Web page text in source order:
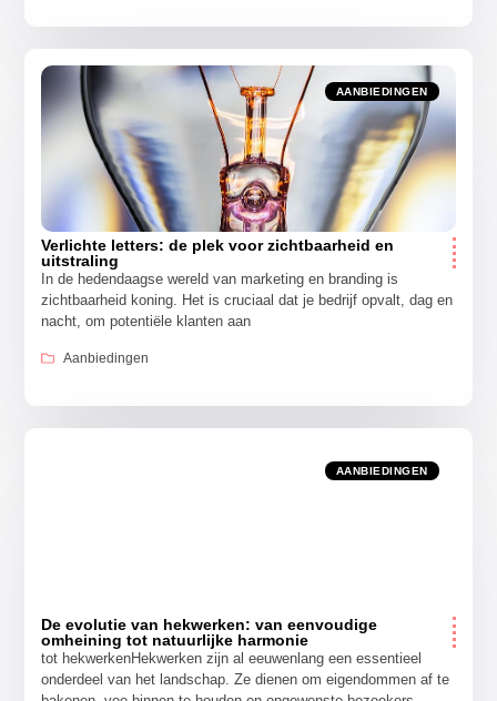
AANBIEDINGEN
Verlichte letters: de plek voor zichtbaarheid en
uitstraling
In de hedendaagse wereld van marketing en branding is
zichtbaarheid koning. Het is cruciaal dat je bedrijf opvalt, dag en
nacht, om potentiële klanten aan
Aanbiedingen
AANBIEDINGEN
De evolutie van hekwerken: van eenvoudige
omheining tot natuurlijke harmonie
tot hekwerkenHekwerken zijn al eeuwenlang een essentieel
onderdeel van het landschap. Ze dienen om eigendommen af te